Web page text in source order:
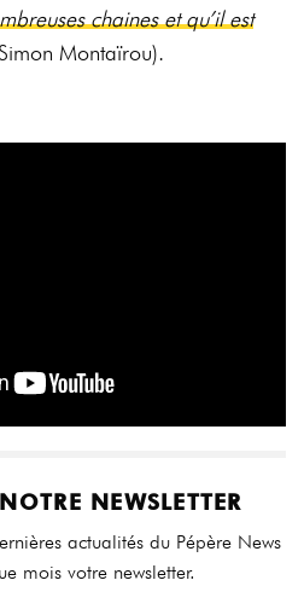
chaines et qu’il est
Montaïrou).
NEWSLETTER
actualités du Pépère News
mois votre newsletter.